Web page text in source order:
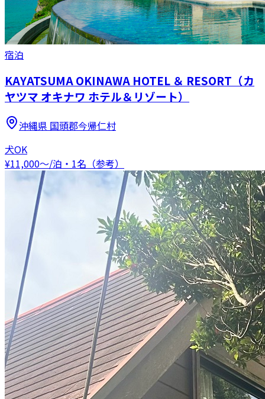
宿泊
KAYATSUMA OKINAWA HOTEL ＆ RESORT（カ
ヤツマ オキナワ ホテル＆リゾート）
沖縄県 国頭郡今帰仁村
犬OK
¥11,000〜/泊・1名（参考）